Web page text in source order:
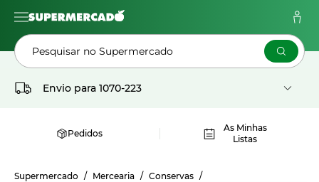
Pesquisar no Supermercado
Envio para 1070-223
Pedidos
As Minhas
Listas
Supermercado Mercearia Conservas